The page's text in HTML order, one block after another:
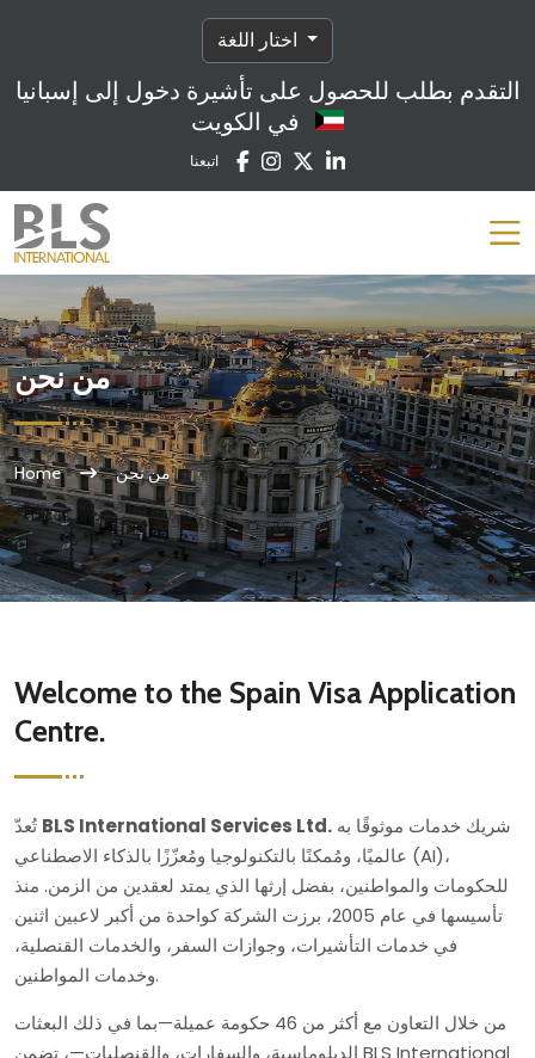
التقدم بطلب للحصول على تأشيرة دخول إلى إسبانيا
اتبعنا
من نحن
Home من نحن
Welcome to the Spain Visa Application
Centre.
BLS International Services Ltd.
عالميًا، ومُمكنًا بالتكنولوجيا ومُعزّزًا بالذكاء الاصطناعي (AI)،
للحكومات والمواطنين، بفضل إرثها الذي يمتد لعقدين من الزمن. منذ
تأسيسها في عام 2005، برزت الشركة كواحدة من أكبر لاعبين اثنين
في خدمات التأشيرات، وجوازات السفر، والخدمات القنصلية،
وخدمات المواطنين.
من خلال التعاون مع أكثر من 46 حكومة عميلة—بما في ذلك البعثات
الدبلوماسية، والسفارات، والقنصليات—، تضمن BLS International